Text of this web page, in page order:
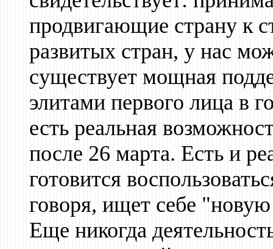
продвигающие страну к
развитых стран, у нас
существует мощная
элитами первого лица в
есть реальная
после 26 марта. Есть и
готовится
говоря, ищет себе
Еще никогда